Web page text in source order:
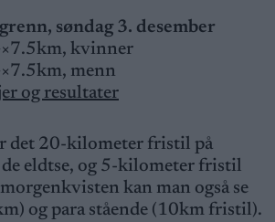
søndag 3. desember
kvinner
menn
og resultater
det 20-kilometer fristil på
eldtse, og 5-kilometer fristil
kan man også se
og para stående (10km fristil).